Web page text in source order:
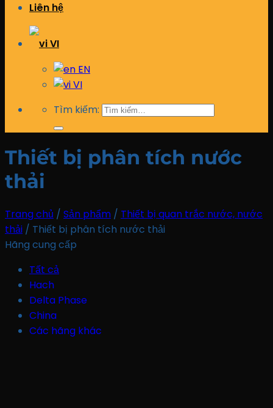
Liên hệ
VI
EN
VI
Tìm kiếm:
Thiết bị phân tích nước
thải
Trang chủ / Sản phẩm / Thiết bị quan trắc nước, nước
thải / Thiết bị phân tích nước thải
Hãng cung cấp
Tất cả
Hach
Delta Phase
China
Các hãng khác